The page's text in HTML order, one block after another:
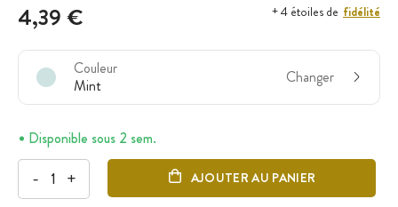
4,39 € + 4 étoiles de fidélité
Couleur
Mint
Changer
Disponible sous 2 sem.
- + AJOUTER AU PANIER